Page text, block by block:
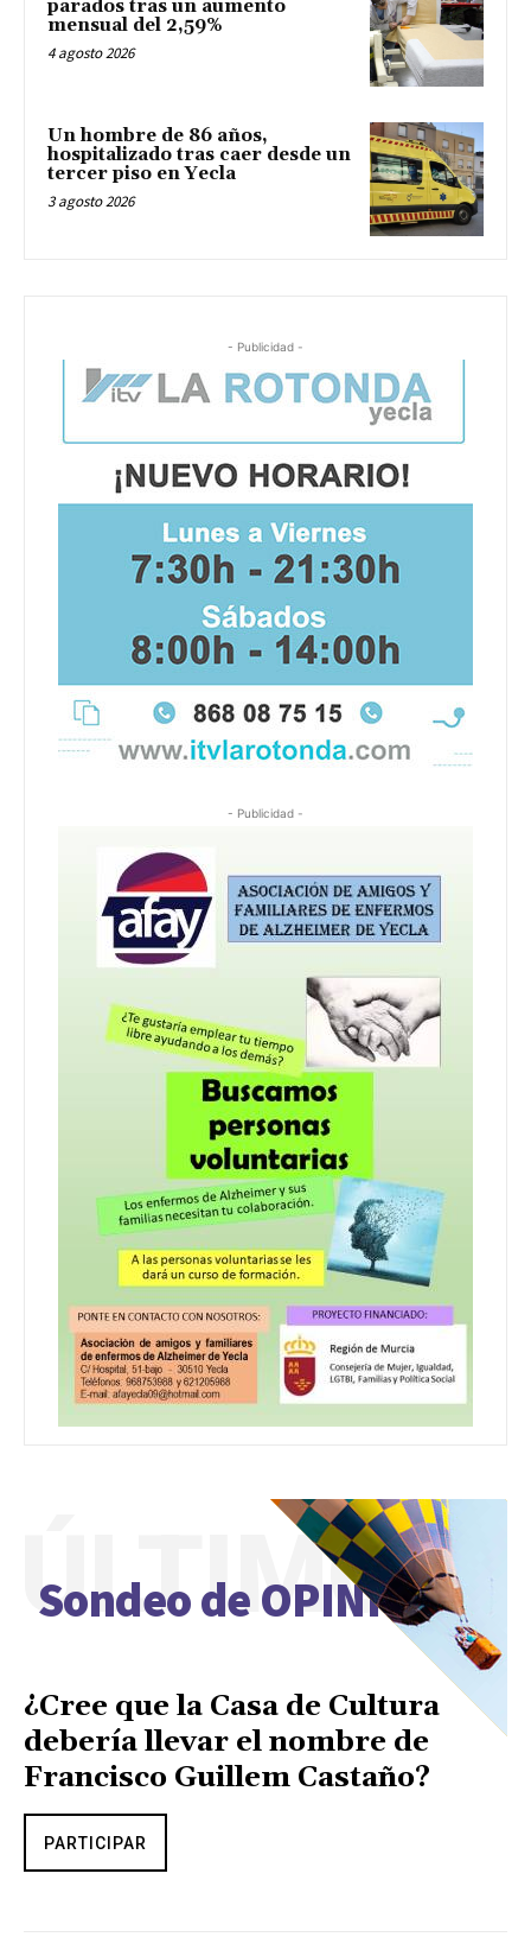
parados tras un aumento
mensual del 2,59%
4 agosto 2026
Un hombre de 86 años,
hospitalizado tras caer desde un
tercer piso en Yecla
3 agosto 2026
- Publicidad -
- Publicidad -
Sondeo de OPINIÓN
ÚLTIMO
¿Cree que la Casa de Cultura
debería llevar el nombre de
Francisco Guillem Castaño?
PARTICIPAR